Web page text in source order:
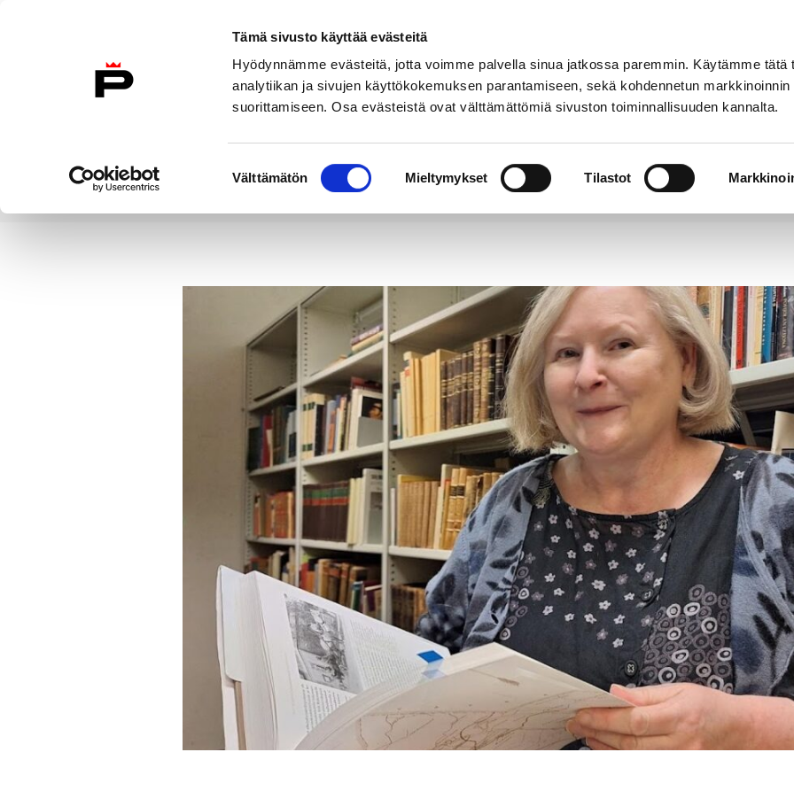
Tämä sivusto käyttää evästeitä
Hyödynnämme evästeitä, jotta voimme palvella sinua jatkossa paremmin. Käytämme tätä
analytiikan ja sivujen käyttökokemuksen parantamiseen, sekä kohdennetun markkinoinnin
suorittamiseen. Osa evästeistä ovat välttämättömiä sivuston toiminnallisuuden kannalta.
valinta
Välttämätön Mieltymykset Tilastot
Etusivulle
Etusivu